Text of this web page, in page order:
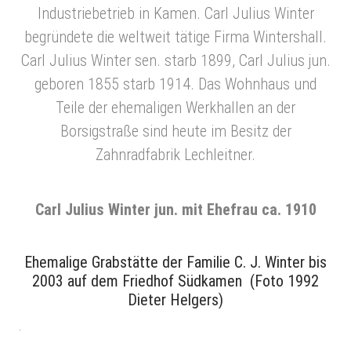
Industriebetrieb in Kamen. Carl Julius Winter
begründete die weltweit tätige Firma Wintershall.
Carl Julius Winter sen. starb 1899, Carl Julius jun.
geboren 1855 starb 1914. Das Wohnhaus und
Teile der ehemaligen Werkhallen an der
Borsigstraße sind heute im Besitz der
Zahnradfabrik Lechleitner.
Carl Julius Winter jun. mit Ehefrau ca. 1910
Ehemalige Grabstätte der Familie C. J. Winter bis
2003 auf dem Friedhof Südkamen (Foto 1992
Dieter Helgers)
.